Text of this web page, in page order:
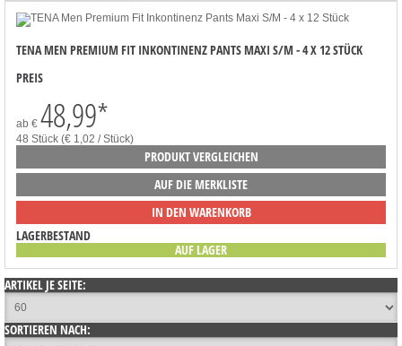
TENA MEN PREMIUM FIT INKONTINENZ PANTS MAXI S/M - 4 X 12 STÜCK
PREIS
ab € 48,99*
48 Stück (€ 1,02 / Stück)
PRODUKT VERGLEICHEN
AUF DIE MERKLISTE
IN DEN WARENKORB
LAGERBESTAND
AUF LAGER
ARTIKEL JE SEITE:
SORTIEREN NACH: